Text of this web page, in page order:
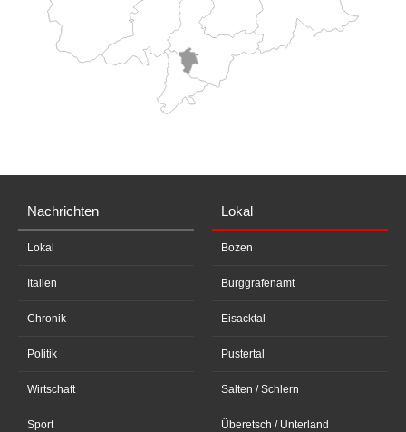
Nachrichten
Lokal
Italien
Chronik
Politik
Wirtschaft
Sport
Lokal
Bozen
Burggrafenamt
Eisacktal
Pustertal
Salten / Schlern
Überetsch / Unterland